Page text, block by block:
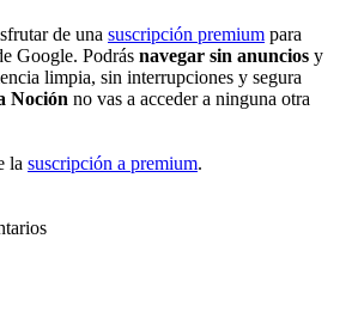
de una suscripción premium para
Google. Podrás navegar sin anuncios y
limpia, sin interrupciones y segura
Noción no vas a acceder a ninguna otra
la suscripción a premium.